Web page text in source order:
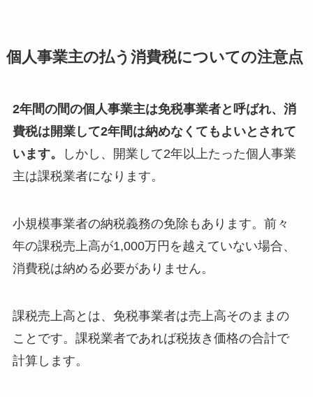
個人事業主の払う消費税についての注意点
2年間の間の個人事業主は免税事業者と呼ばれ、消
費税は開業して2年間は納めなくてもよいとされて
います。
しかし、開業して2年以上たった個人事業
主は課税業者になります。
小規模事業者の納税義務の免除もあります。前々
年の課税売上高が1,000万円を越えていない場合、
消費税は納める必要がありません。
課税売上高とは、免税事業者は売上高そのままの
ことです。課税業者であれば税抜き価格の合計で
計算します。